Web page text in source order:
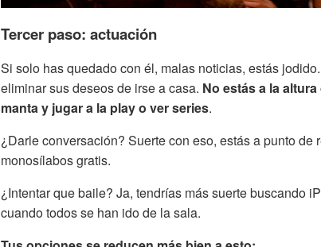
Tercer paso: actuación
Si solo has quedado con él, malas noticias, estás
eliminar sus deseos de irse a casa. No estás a la
manta y jugar a la play o ver series.
¿Darle conversación? Suerte con eso, estás a punto de
monosílabos gratis.
¿Intentar que baile? Ja, tendrías más suerte buscando
cuando todos se han ido de la sala.